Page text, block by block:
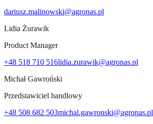
dariusz.malinowski@agronas.pl
Lidia Żurawik
Product Manager
+48 518 710 516lidia.zurawik@agronas.pl
Michał Gawroński
Przedstawiciel handlowy
+48 508 682 503michal.gawronski@agronas.pl